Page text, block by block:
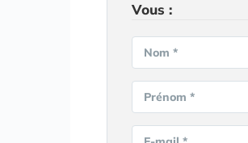
Vous :
Nom *
Prénom *